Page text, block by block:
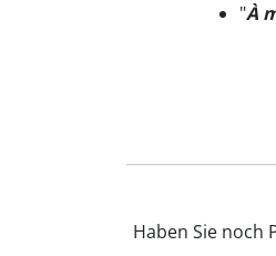
"À
Haben Sie noch